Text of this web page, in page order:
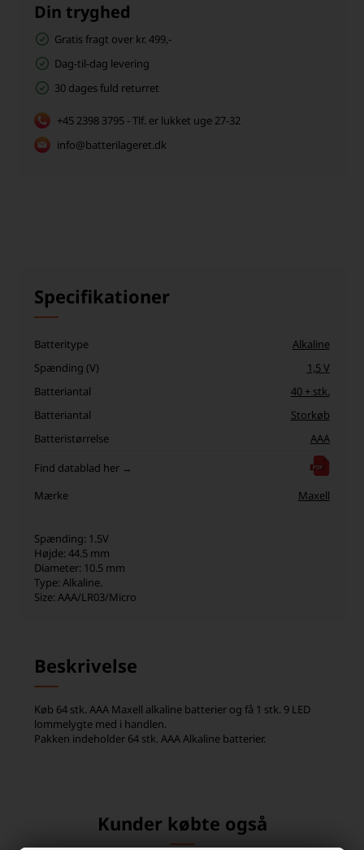
Din tryghed
Gratis fragt over kr. 499,-
Dag-til-dag levering
30 dages fuld returret
+45 2398 3795 - Tlf. er lukket uge 27-32
info@batterilageret.dk
Beskrivelse
Køb 64 stk. AAA Maxell alkaline batterier og få 1 stk. 9 LED
lommelygte med i handlen.
Pakken indeholder 64 stk. AAA Alkaline batterier.
Specifikationer
Batteritype
Alkaline
Spænding (V)
1,5 V
Batteriantal
40 + stk.
Batteriantal
Storkøb
Batteristørrelse
AAA
Find datablad her →
Mærke
Maxell
Spænding: 1.5V
Højde: 44.5 mm
Diameter: 10.5 mm
Type: Alkaline.
Size: AAA/LR03/Micro
Kunder købte også